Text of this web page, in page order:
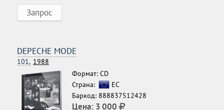
Запрос
DEPECHE MODE
101, 1988
Формат: CD
Страна:
ЕС
Баркод: 888837512428
Цена: 3 000